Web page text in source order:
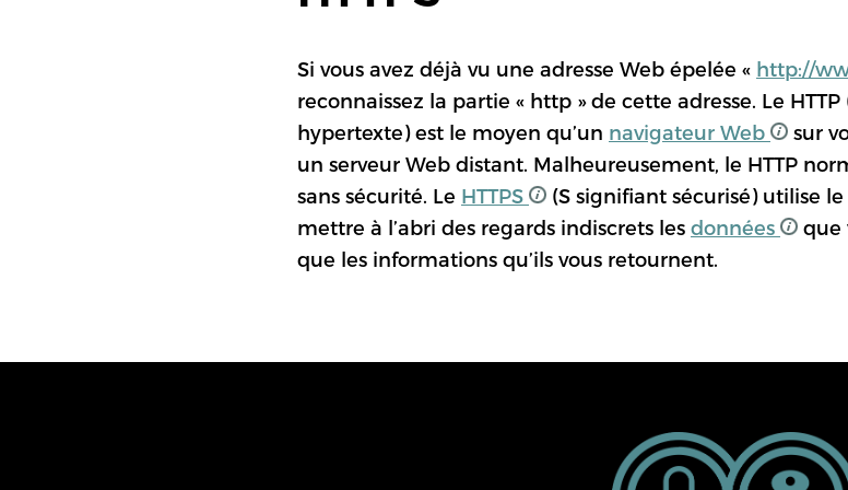
ภ
Si vous avez déjà vu une adresse Web épelée « http://
reconnaissez la partie « http » de cette adresse. Le HTTP
hypertexte) est le moyen qu’un navigateur Web
sur
un serveur Web distant. Malheureusement, le HTTP
sans sécurité. Le HTTPS (S signifiant sécurisé) utilise le
mettre à l’abri des regards indiscrets les données
que
que les informations qu’ils vous retournent.